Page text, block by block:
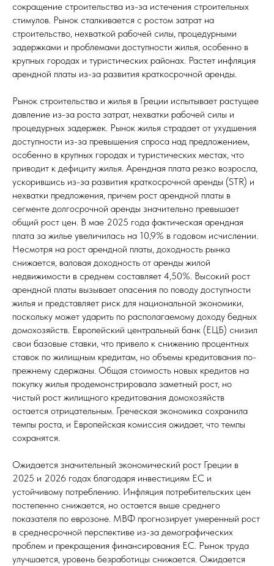
сокращение строительства из-за истечения строительных
стимулов. Рынок сталкивается с ростом затрат на
строительство, нехваткой рабочей силы, процедурными
задержками и проблемами доступности жилья, особенно в
крупных городах и туристических районах. Растет инфляция
арендной платы из-за развития краткосрочной аренды.
Рынок строительства и жилья в Греции испытывает растущее
давление из-за роста затрат, нехватки рабочей силы и
процедурных задержек. Рынок жилья страдает от ухудшения
доступности из-за превышения спроса над предложением,
особенно в крупных городах и туристических местах, что
приводит к дефициту жилья. Арендная плата резко возросла,
ускорившись из-за развития краткосрочной аренды (STR) и
нехватки предложения, причем рост арендной платы в
сегменте долгосрочной аренды значительно превышает
общий рост цен. В мае 2025 года фактическая арендная
плата за жилье увеличилась на 10,9% в годовом исчислении.
Несмотря на рост арендной платы, доходность рынка
снижается, валовая доходность от аренды жилой
недвижимости в среднем составляет 4,50%. Высокий рост
арендной платы вызывает опасения по поводу доступности
жилья и представляет риск для национальной экономики,
поскольку может ударить по располагаемому доходу бедных
домохозяйств. Европейский центральный банк (ЕЦБ) снизил
свои базовые ставки, что привело к снижению процентных
ставок по жилищным кредитам, но объемы кредитования по-
прежнему сдержаны. Общая стоимость новых кредитов на
покупку жилья продемонстрировала заметный рост, но
чистый рост жилищного кредитования домохозяйств
остается отрицательным. Греческая экономика сохранила
темпы роста, и Европейская комиссия ожидает, что темпы
сохранятся.
Ожидается значительный экономический рост Греции в
2025 и 2026 годах благодаря инвестициям ЕС и
устойчивому потреблению. Инфляция потребительских цен
постепенно снижается, но остается выше среднего
показателя по еврозоне. МВФ прогнозирует умеренный рост
в среднесрочной перспективе из-за демографических
проблем и прекращения финансирования ЕС. Рынок труда
улучшается, уровень безработицы снижается. Ожидается